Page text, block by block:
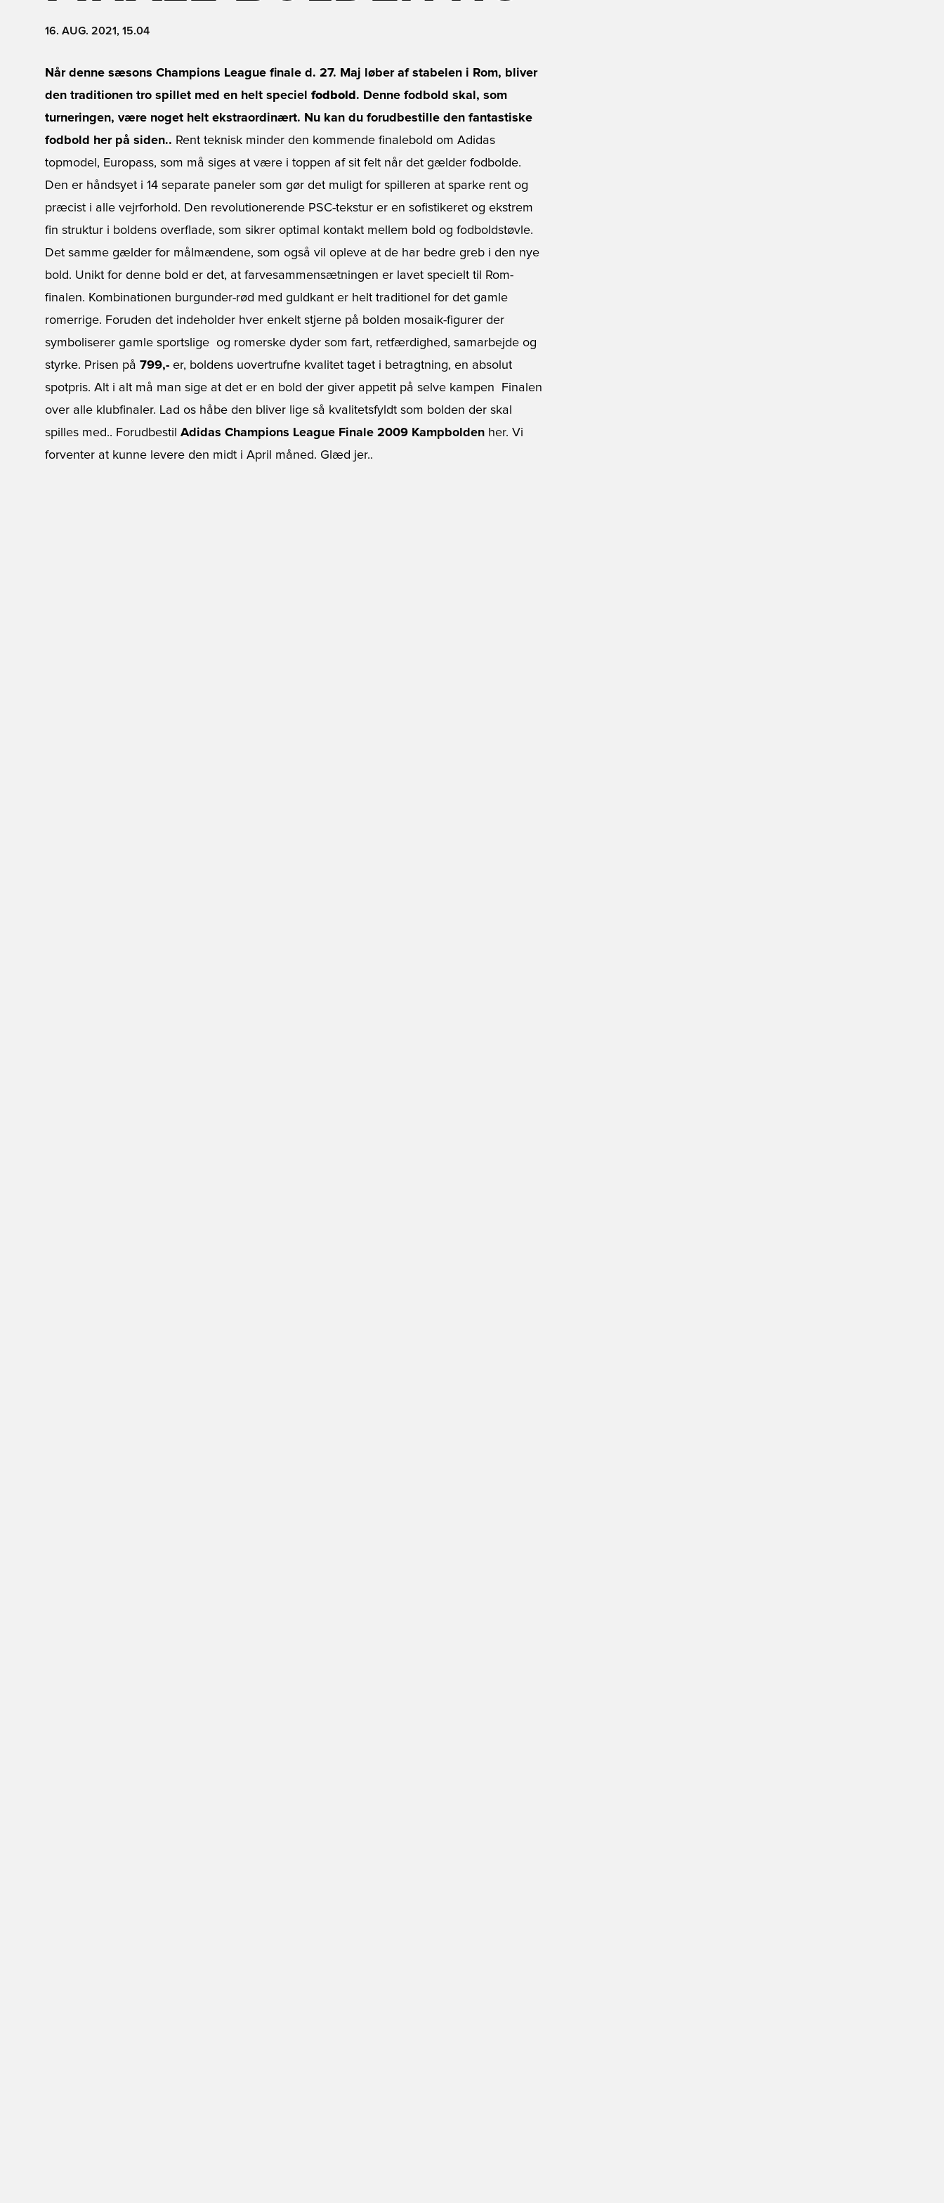
16. AUG. 2021, 15.04
Når denne sæsons Champions League finale d. 27. Maj løber af stabelen i Rom, bliver
den traditionen tro spillet med en helt speciel fodbold . Denne fodbold skal, som
turneringen, være noget helt ekstraordinært. Nu kan du forudbestille den fantastiske
fodbold her på siden.. Rent teknisk minder den kommende finalebold om Adidas
topmodel, Europass, som må siges at være i toppen af sit felt når det gælder fodbolde.
Den er håndsyet i 14 separate paneler som gør det muligt for spilleren at sparke rent og
præcist i alle vejrforhold. Den revolutionerende PSC-tekstur er en sofistikeret og ekstrem
fin struktur i boldens overflade, som sikrer optimal kontakt mellem bold og fodboldstøvle.
Det samme gælder for målmændene, som også vil opleve at de har bedre greb i den nye
bold. Unikt for denne bold er det, at farvesammensætningen er lavet specielt til Rom-
finalen. Kombinationen burgunder-rød med guldkant er helt traditionel for det gamle
romerrige. Foruden det indeholder hver enkelt stjerne på bolden mosaik-figurer der
symboliserer gamle sportslige  og romerske dyder som fart, retfærdighed, samarbejde og
styrke. Prisen på 799,- er, boldens uovertrufne kvalitet taget i betragtning, en absolut
spotpris. Alt i alt må man sige at det er en bold der giver appetit på selve kampen  Finalen
over alle klubfinaler. Lad os håbe den bliver lige så kvalitetsfyldt som bolden der skal
spilles med.. Forudbestil Adidas Champions League Finale 2009 Kampbolden her. Vi
forventer at kunne levere den midt i April måned. Glæd jer..